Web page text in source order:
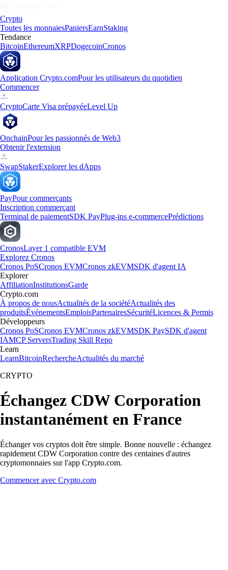
Crypto
Toutes les monnaiesPaniersEarnStaking
Tendance
BitcoinEthereumXRPDogecoinCronos
Application Crypto.comPour les utilisateurs du quotidien
Commencer
CryptoCarte Visa prépayéeLevel Up
OnchainPour les passionnés de Web3
Obtenir l'extension
SwapStakerExplorer les dApps
PayPour commerçants
Inscription commerçant
Terminal de paiementSDK PayPlug-ins e-commercePrédictions
CronosLayer 1 compatible EVM
Explorez Cronos
Cronos PoSCronos EVMCronos zkEVMSDK d'agent IA
Explorer
AffiliationInstitutionsGarde
Crypto.com
À propos de nousActualités de la sociétéActualités des
produitsÉvénementsEmploisPartenairesSécuritéLicences & Permis
Développeurs
Cronos PoSCronos EVMCronos zkEVMSDK PaySDK d'agent
IAMCP ServersTrading Skill Repo
Learn
LearnBitcoinRechercheActualités du marché
CRYPTO
Échangez CDW Corporation
instantanément en France
Échanger vos cryptos doit être simple. Bonne nouvelle : échangez
rapidement CDW Corporation contre des centaines d'autres
cryptomonnaies sur l'app Crypto.com.
Commencer avec Crypto.com